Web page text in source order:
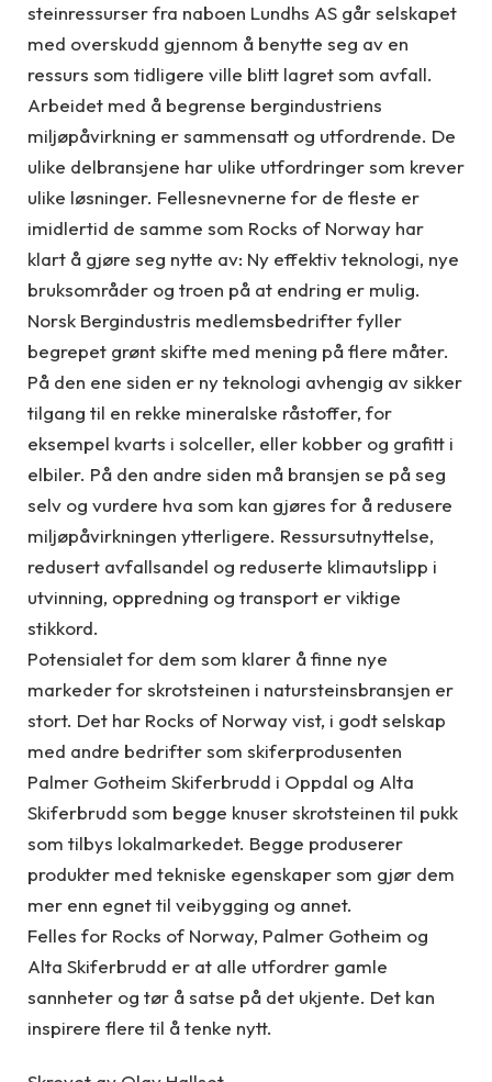
steinressurser fra naboen Lundhs AS går selskapet
med overskudd gjennom å benytte seg av en
ressurs som tidligere ville blitt lagret som avfall.
Arbeidet med å begrense bergindustriens
miljøpåvirkning er sammensatt og utfordrende. De
ulike delbransjene har ulike utfordringer som krever
ulike løsninger. Fellesnevnerne for de fleste er
imidlertid de samme som Rocks of Norway har
klart å gjøre seg nytte av: Ny effektiv teknologi, nye
bruksområder og troen på at endring er mulig.
Norsk Bergindustris medlemsbedrifter fyller
begrepet grønt skifte med mening på flere måter.
På den ene siden er ny teknologi avhengig av sikker
tilgang til en rekke mineralske råstoffer, for
eksempel kvarts i solceller, eller kobber og grafitt i
elbiler. På den andre siden må bransjen se på seg
selv og vurdere hva som kan gjøres for å redusere
miljøpåvirkningen ytterligere. Ressursutnyttelse,
redusert avfallsandel og reduserte klimautslipp i
utvinning, oppredning og transport er viktige
stikkord.
Potensialet for dem som klarer å finne nye
markeder for skrotsteinen i natursteinsbransjen er
stort. Det har Rocks of Norway vist, i godt selskap
med andre bedrifter som skiferprodusenten
Palmer Gotheim Skiferbrudd i Oppdal og Alta
Skiferbrudd som begge knuser skrotsteinen til pukk
som tilbys lokalmarkedet. Begge produserer
produkter med tekniske egenskaper som gjør dem
mer enn egnet til veibygging og annet.
Felles for Rocks of Norway, Palmer Gotheim og
Alta Skiferbrudd er at alle utfordrer gamle
sannheter og tør å satse på det ukjente. Det kan
inspirere flere til å tenke nytt.